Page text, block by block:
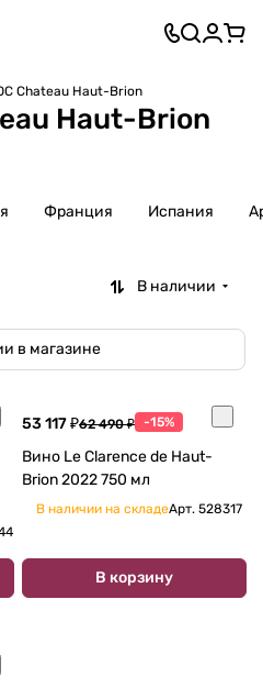
Chateau Haut-Brion
Haut-Brion
Франция Испания
В наличии
в магазине
53 117 ₽62 490 ₽ -15%
Вино Le Clarence de Haut-
Brion 2022 750 мл
В наличии на складеАрт. 528317
В корзину